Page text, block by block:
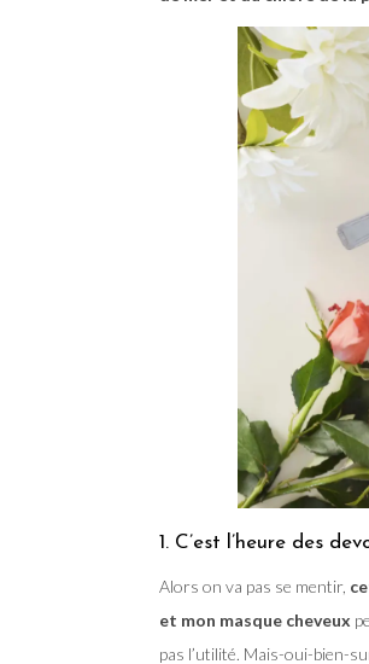
1. C’est l’heure des
Alors on va pas se mentir,
et mon masque cheveux
pas l’utilité. Mais-oui-bien-